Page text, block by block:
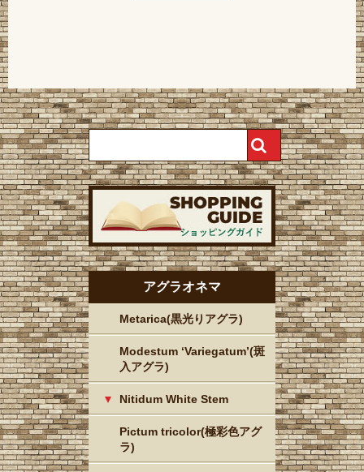
アグラオネマ
Metarica(黒光りアグラ)
Modestum ‘Variegatum’(斑
入アグラ)
Nitidum White Stem
Pictum tricolor(極彩色アグ
ラ)